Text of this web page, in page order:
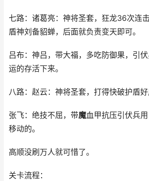
七路：诸葛亮：神将圣套，狂龙36次连
盾神刘备貂蝉，后面就负责变天即可。
吕布：神吕，带大福，多吃防御果，引
运的存活下来。
八路：赵云：神将圣套，打得快破护盾好
张飞：绝技不屈，带魔血甲抗压引伏兵
移动的。
高顺没刷万人就可惜了。
关卡流程：